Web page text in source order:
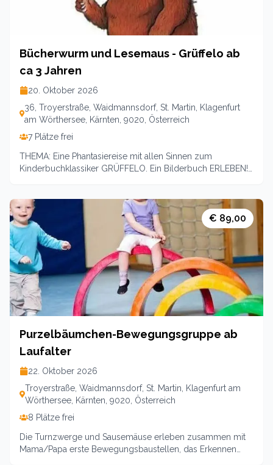
Bücherwurm und Lesemaus - Grüffelo ab
ca 3 Jahren
20. Oktober 2026
36, Troyerstraße, Waidmannsdorf, St. Martin, Klagenfurt
am Wörthersee, Kärnten, 9020, Österreich
7 Plätze frei
THEMA: Eine Phantasiereise mit allen Sinnen zum
Kinderbuchklassiker GRÜFFELO. Ein Bilderbuch ERLEBEN!
Leseförderung und wecken Spass am Lesen für Gross und
Klein! Für Geschwisterkinder ab 18 Monaten halber Preis!
Leitung: Andrea Cechak-Pötscher Preis: 17 EURO (19für
Nichtmitglieder)
€ 89,00
Purzelbäumchen-Bewegungsgruppe ab
Laufalter
22. Oktober 2026
Troyerstraße, Waidmannsdorf, St. Martin, Klagenfurt am
Wörthersee, Kärnten, 9020, Österreich
8 Plätze frei
Die Turnzwerge und Sausemäuse erleben zusammen mit
Mama/Papa erste Bewegungsbaustellen, das Erkennen